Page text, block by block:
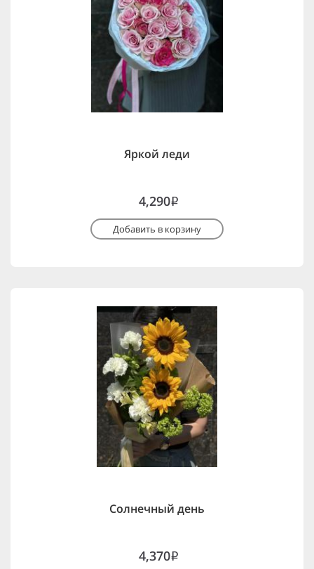
Яркой леди
4,290i
Добавить в корзину
Солнечный день
4,370i